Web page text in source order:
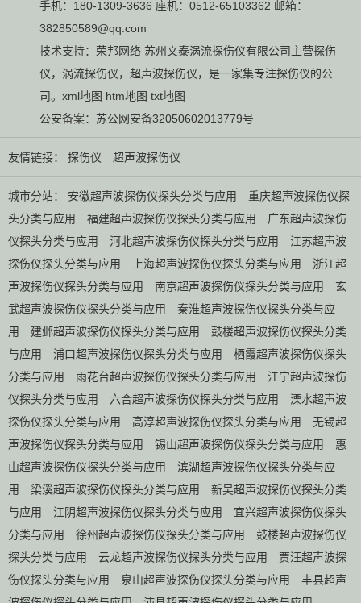
手机：180-1309-3636 座机：0512-65103362 邮箱：
382850589@qq.com
技术支持： 荣邦网络苏州文泰涡流探伤仪有限公司主营探伤
仪， 涡流探伤仪， 超声波探伤仪，是一家集专注探伤仪的公
司。 xml地图 htm地图 txt地图
公安备案： 苏公网安备32050602013779号
友情链接： 探伤仪 超声波探伤仪
城市分站： 安徽超声波探伤仪探头分类与应用
重庆超声波探伤仪探
头分类与应用
福建超声波探伤仪探头分类与应用
广东超声波探伤
仪探头分类与应用
河北超声波探伤仪探头分类与应用
江苏超声波
探伤仪探头分类与应用
上海超声波探伤仪探头分类与应用
浙江超
声波探伤仪探头分类与应用
南京超声波探伤仪探头分类与应用
玄
武超声波探伤仪探头分类与应用
秦淮超声波探伤仪探头分类与应
用
建邺超声波探伤仪探头分类与应用
鼓楼超声波探伤仪探头分类
与应用
浦口超声波探伤仪探头分类与应用
栖霞超声波探伤仪探头
分类与应用
雨花台超声波探伤仪探头分类与应用
江宁超声波探伤
仪探头分类与应用
六合超声波探伤仪探头分类与应用
溧水超声波
探伤仪探头分类与应用
高淳超声波探伤仪探头分类与应用
无锡超
声波探伤仪探头分类与应用
锡山超声波探伤仪探头分类与应用
惠
山超声波探伤仪探头分类与应用
滨湖超声波探伤仪探头分类与应
用
梁溪超声波探伤仪探头分类与应用
新吴超声波探伤仪探头分类
与应用
江阴超声波探伤仪探头分类与应用
宜兴超声波探伤仪探头
分类与应用
徐州超声波探伤仪探头分类与应用
鼓楼超声波探伤仪
探头分类与应用
云龙超声波探伤仪探头分类与应用
贾汪超声波探
伤仪探头分类与应用
泉山超声波探伤仪探头分类与应用
丰县超声